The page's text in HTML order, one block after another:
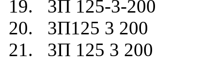
19. 3П 125-3-200
20. 3П125 3 200
21. 3П 125 3 200